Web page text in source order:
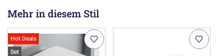
Mehr in diesem Stil
Hot Deals
Set